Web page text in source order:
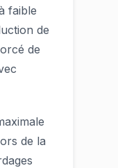
faible
de
de
de la